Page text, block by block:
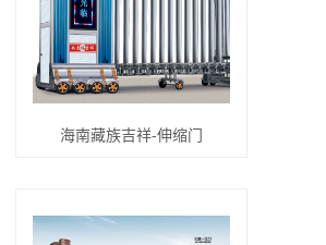
海南藏族吉祥-伸缩门